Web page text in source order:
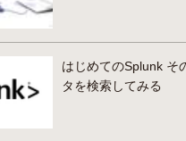
はじめてのSplunk そ
タを検索してみる